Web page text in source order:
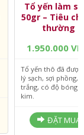
Tổ yến làm
50gr – Tiêu
thường
1.950.000
Tổ yến thô đã được
lý sạch, sợi phồng,
trắng, có độ bóng
kim.
ĐẶT MUA